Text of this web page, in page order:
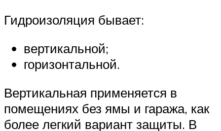
Гидроизоляция бывает:
вертикальной;
горизонтальной.
Вертикальная применяется в
помещениях без ямы и гаража, как
более легкий вариант защиты. В